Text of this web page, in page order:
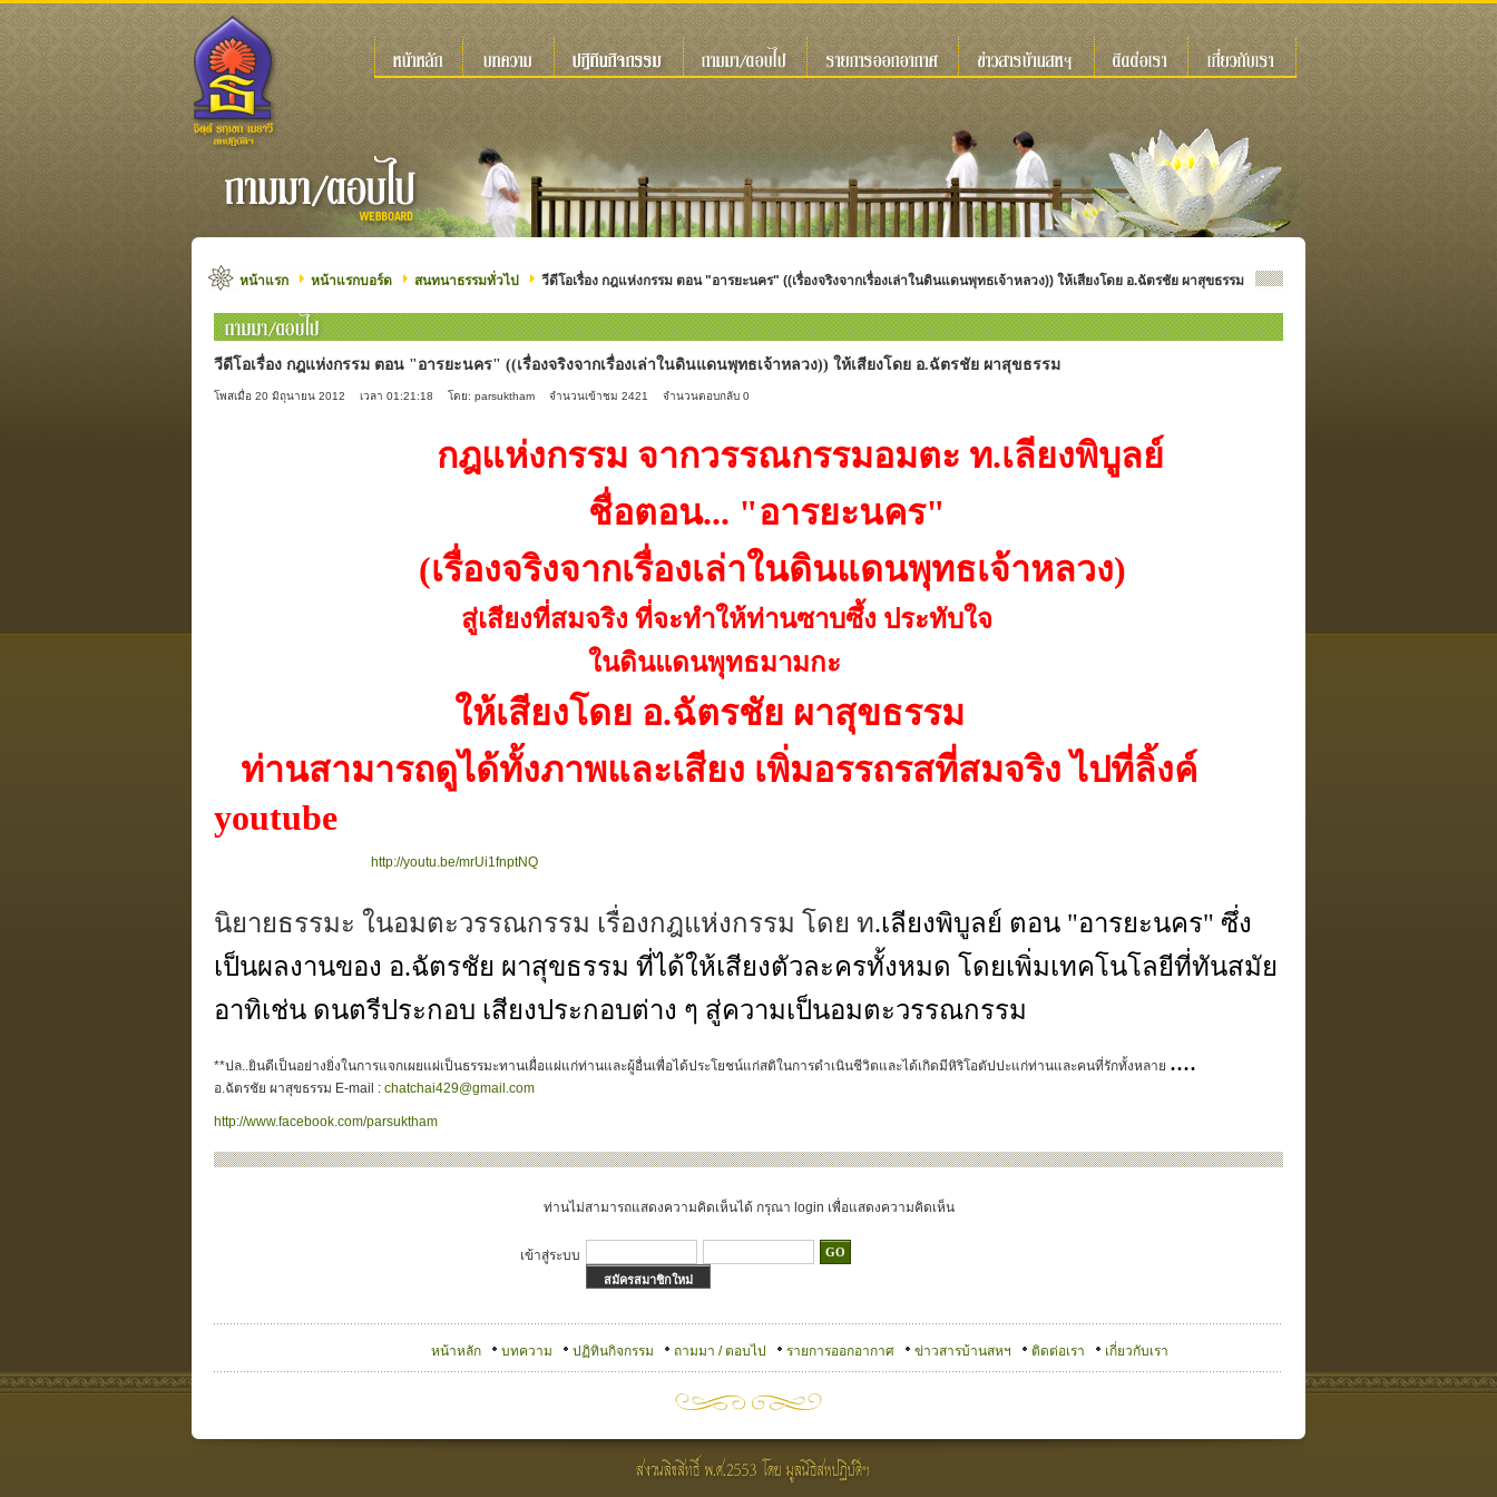
หน้าแรก หน้าแรกบอร์ด สนทนาธรรมทั่วไป วีดีโอเรื่อง กฎแห่งกรรม ตอน "อารยะนคร" ((เรื่องจริงจากเรื่องเล่าในดินแดนพุทธเจ้าหลวง)) ให้เสียงโดย อ.ฉัตรชัย ผาสุขธรรม
วีดีโอเรื่อง กฎแห่งกรรม ตอน "อารยะนคร" ((เรื่องจริงจากเรื่องเล่าในดินแดนพุทธเจ้าหลวง)) ให้เสียงโดย อ.ฉัตรชัย ผาสุขธรรม
โพสเมื่อ 20 มิถุนายน 2012 เวลา 01:21:18 โดย: parsuktham จำนวนเข้าชม 2421 จำนวนตอบกลับ 0
กฎแห่งกรรม จากวรรณกรรมอมตะ ท.เลียงพิบูลย์
ชื่อตอน... "อารยะนคร"
(เรื่องจริงจากเรื่องเล่าในดินแดนพุทธเจ้าหลวง)
สู่เสียงที่สมจริง ที่จะทำให้ท่านซาบซึ้ง ประทับใจ
ในดินแดนพุทธมามกะ
ให้เสียงโดย อ.ฉัตรชัย ผาสุขธรรม
ท่านสามารถดูได้ทั้งภาพและเสียง เพิ่มอรรถรสที่สมจริง ไปที่ลิ้งค์
youtube
http://youtu.be/mrUi1fnptNQ
นิยายธรรมะ ในอมตะวรรณกรรม เรื่องกฎแห่งกรรม โดย ท.เลียงพิบูลย์ ตอน "อารยะนคร" ซึ่ง
เป็นผลงานของ อ.ฉัตรชัย ผาสุขธรรม ที่ได้ให้เสียงตัวละครทั้งหมด โดยเพิ่มเทคโนโลยีที่ทันสมัย
อาทิเช่น ดนตรีประกอบ เสียงประกอบต่าง ๆ สู่ความเป็นอมตะวรรณกรรม
**ปล..ยินดีเป็นอย่างยิ่งในการแจกเผยแผ่เป็นธรรมะทานเผื่อแผ่แก่ท่านและผู้อื่นเพื่อได้ประโยชน์แก่สติในการดำเนินชีวิตและได้เกิดมีหิริโอตัปปะแก่ท่านและคนที่รักทั้งหลาย ....
อ.ฉัตรชัย ผาสุขธรรม E-mail : chatchai429@gmail.com
http://www.facebook.com/parsuktham
ท่านไม่สามารถแสดงความคิดเห็นได้ กรุณา login เพื่อแสดงความคิดเห็น
เข้าสู่ระบบ
สมัครสมาชิกใหม่
หน้าหลัก บทความ ปฏิทินกิจกรรม ถามมา / ตอบไป รายการออกอากาศ ข่าวสารบ้านสหฯ ติดต่อเรา เกี่ยวกับเรา